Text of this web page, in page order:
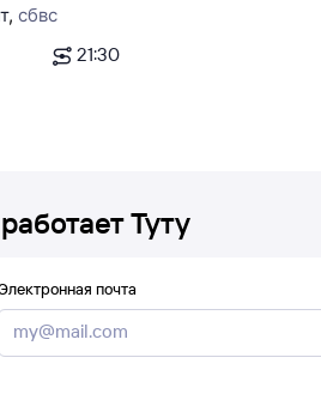
, сбвс
21:30
Туту
почта